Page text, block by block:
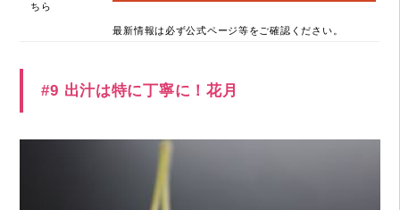
ちら
最新情報は必ず公式ページ等をご確認ください。
#9 出汁は特に丁寧に！花月